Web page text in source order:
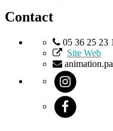
Contact
05 36 25 23
Site Web